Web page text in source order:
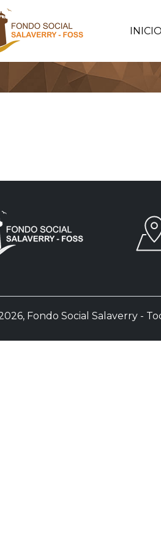
INICIO
Fondo Social Salaverry -